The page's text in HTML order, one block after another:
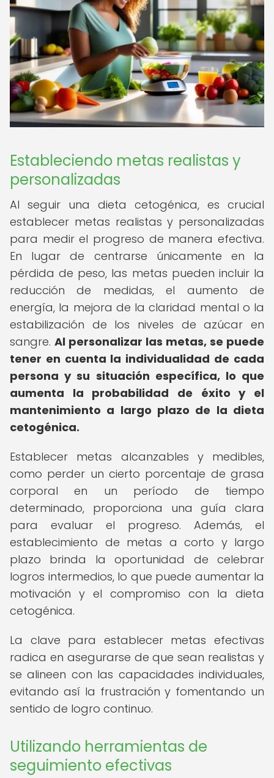
Estableciendo metas realistas y
personalizadas
Al seguir una dieta cetogénica, es crucial
establecer metas realistas y personalizadas
para medir el progreso de manera efectiva.
En lugar de centrarse únicamente en la
pérdida de peso, las metas pueden incluir la
reducción de medidas, el aumento de
energía, la mejora de la claridad mental o la
estabilización de los niveles de azúcar en
sangre. Al personalizar las metas, se puede
tener en cuenta la individualidad de cada
persona y su situación específica, lo que
aumenta la probabilidad de éxito y el
mantenimiento a largo plazo de la dieta
cetogénica.
Establecer metas alcanzables y medibles,
como perder un cierto porcentaje de grasa
corporal en un período de tiempo
determinado, proporciona una guía clara
para evaluar el progreso. Además, el
establecimiento de metas a corto y largo
plazo brinda la oportunidad de celebrar
logros intermedios, lo que puede aumentar la
motivación y el compromiso con la dieta
cetogénica.
La clave para establecer metas efectivas
radica en asegurarse de que sean realistas y
se alineen con las capacidades individuales,
evitando así la frustración y fomentando un
sentido de logro continuo.
Utilizando herramientas de
seguimiento efectivas